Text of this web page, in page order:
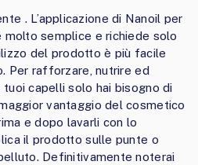
. L’applicazione di Nanoil per
semplice e richiede solo
del prodotto è più facile
Per rafforzare, nutrire ed
capelli solo hai bisogno di
vantaggio del cosmetico
e dopo lavarli con lo
il prodotto sulle punte o
Definitivamente noterai